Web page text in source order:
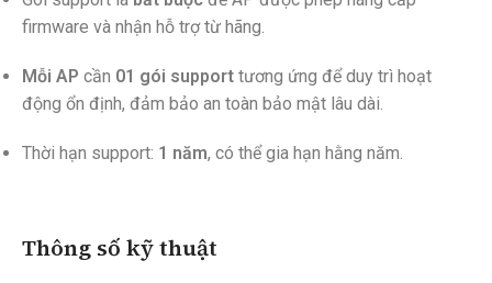
firmware và nhận hỗ trợ từ hãng.
Mỗi AP cần 01 gói support tương ứng để duy trì hoạt
động ổn định, đảm bảo an toàn bảo mật lâu dài.
Thời hạn support: 1 năm, có thể gia hạn hằng năm.
Thông số kỹ thuật